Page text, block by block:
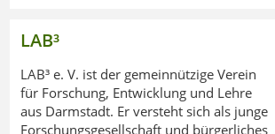
LAB³
LAB³ e. V. ist der gemeinnützige Verein
für Forschung, Entwicklung und Lehre
aus Darmstadt. Er versteht sich als junge
Forschungsgesellschaft und bürgerliches